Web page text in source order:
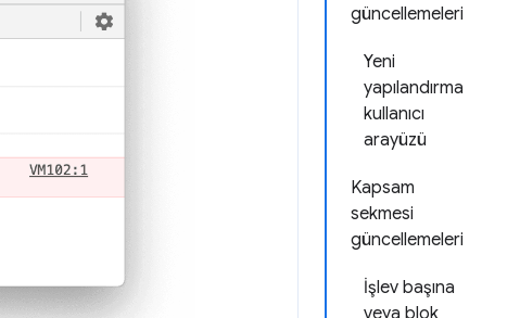
güncellemeleri
Yeni
yapılandırma
kullanıcı
arayüzü
Kapsam
sekmesi
güncellemeleri
İşlev başına
veya blok